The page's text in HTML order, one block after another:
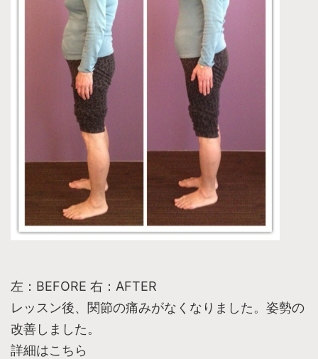
左：BEFORE 右：AFTER
レッスン後、関節の痛みがなくなりました。姿勢の
改善しました。
詳細はこちら